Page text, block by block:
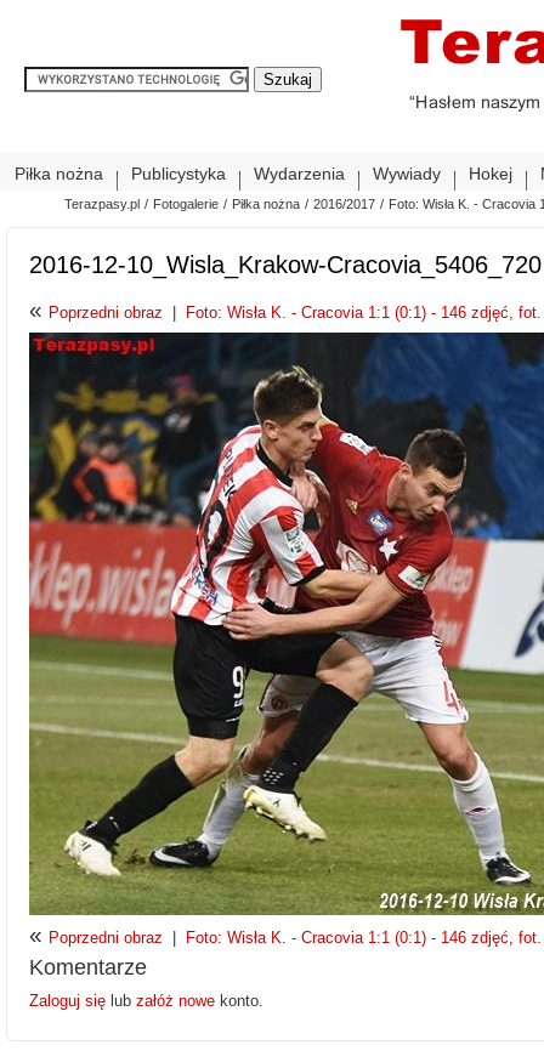
Piłka nożna Publicystyka Wydarzenia Wywiady Hokej
Terazpasy.pl / Fotogalerie / Piłka nożna / 2016/2017 / Foto: Wisła K. -
2016-12-10_Wisla_Krakow-Cracovia_5406_720
« Poprzedni obraz Foto: Wisła K. - Cracovia 1:1 (0:1) - 146 zdjęć,
« Poprzedni obraz Foto: Wisła K. - Cracovia 1:1 (0:1) - 146 zdjęć,
Komentarze
Zaloguj się lub załóż nowe konto.